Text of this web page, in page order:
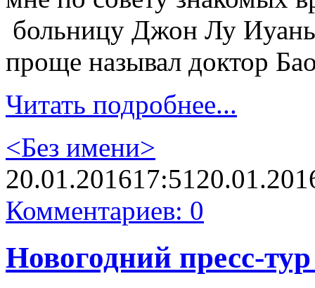
больницу Джон Лу
проще называл доктор
Читать подробнее...
<Без имени>
20.01.201617:51
Комментариев: 0
Новогодний пресс-